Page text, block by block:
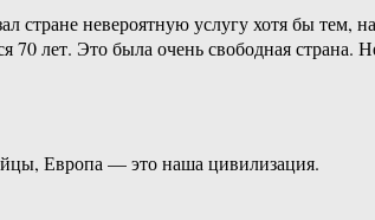
невероятную услугу хотя бы тем,
лет. Это была очень свободная
Европа — это наша цивилизация.